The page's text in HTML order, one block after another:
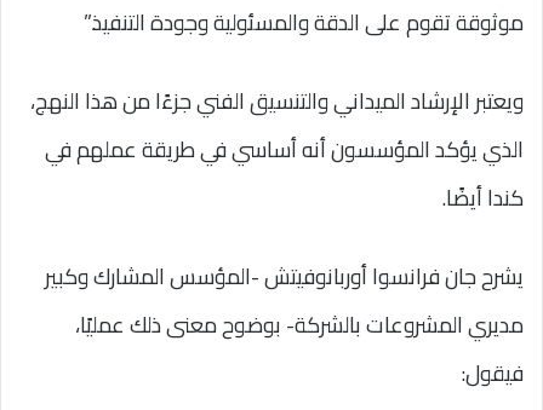
موثوقة تقوم على الدقة والمسئولية وجودة التنفيذ.”
ويعتبر الإرشاد الميداني والتنسيق الفني جزءًا من هذا النهج،
الذي يؤكد المؤسسون أنه أساسي في طريقة عملهم في
كندا أيضًا.
يشرح جان فرانسوا أوربانوفيتش -المؤسس المشارك وكبير
مديري المشروعات بالشركة- بوضوح معنى ذلك عمليًا،
فيقول: